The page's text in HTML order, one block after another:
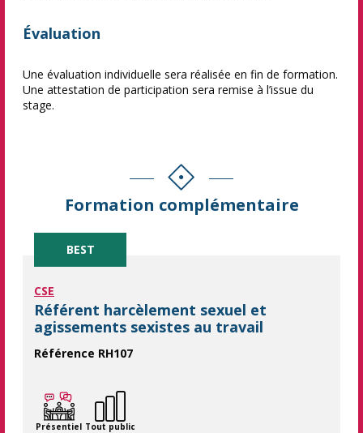
Évaluation
Une évaluation individuelle sera réalisée en fin de formation.
Une attestation de participation sera remise à l’issue du
stage.
Formation complémentaire
BEST
CSE
Référent harcèlement sexuel et
agissements sexistes au travail
Référence RH107
Présentiel Tout public